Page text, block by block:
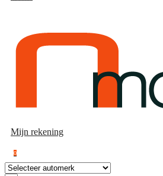
Mijn rekening
0